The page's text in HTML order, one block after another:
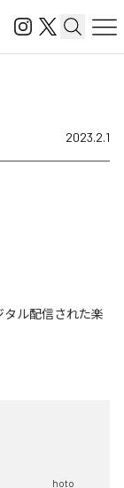
2023.2.1
タル配信された楽
hoto